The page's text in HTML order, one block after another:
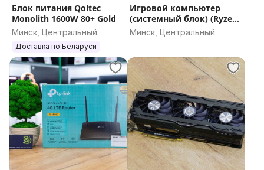
Блок питания Qoltec
Monolith 1600W 80+ Gold
Минск, Центральный
Доставка по Беларуси
Игровой компьютер
(системный блок) (Ryzen
5 3600, GTX 1650 4GB, ОЗУ
32GB, SSD+HDD
Минск, Центральный